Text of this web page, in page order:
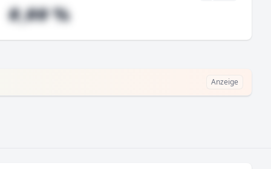
#,## %
Anzeige